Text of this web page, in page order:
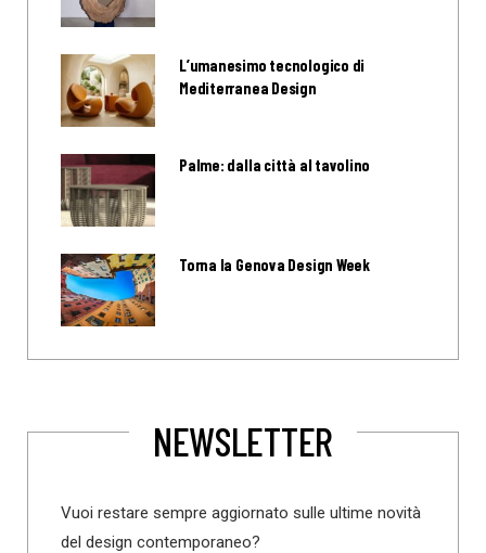
L’umanesimo tecnologico di
Mediterranea Design
Palme: dalla città al tavolino
Torna la Genova Design Week
NEWSLETTER
Vuoi restare sempre aggiornato sulle ultime novità
del design contemporaneo?